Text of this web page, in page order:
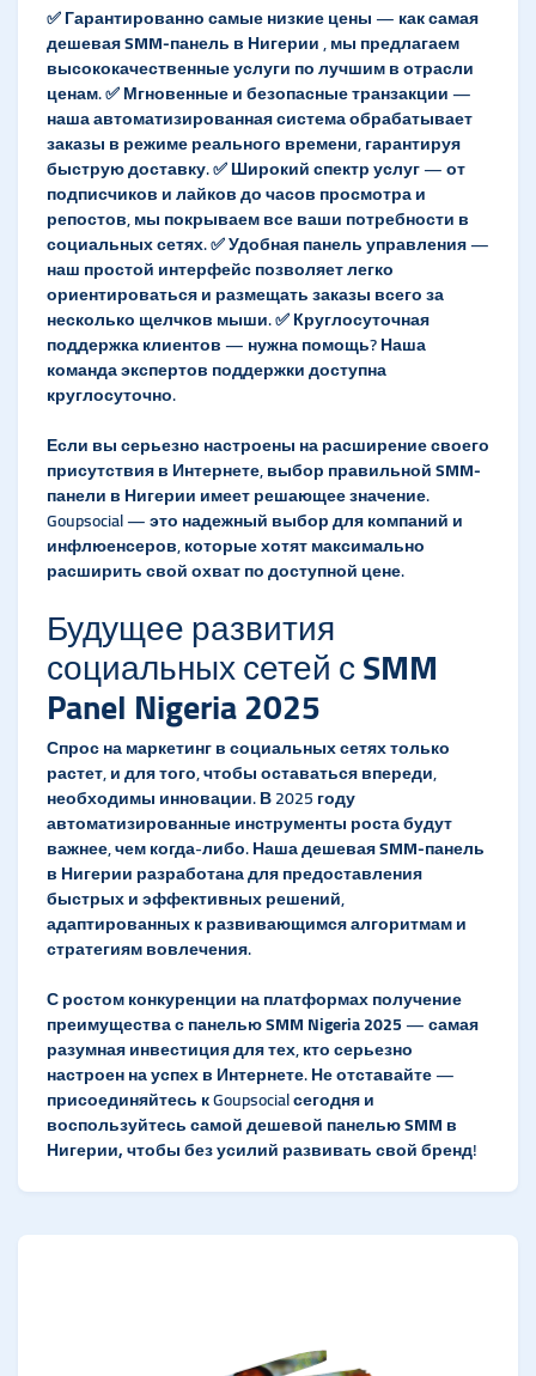
✅Гарантированно самые низкие цены— как самая
дешевая SMM-панель в Нигерии, мы предлагаем
высококачественные услуги по лучшим в отрасли
ценам. ✅Мгновенные и безопасные транзакции—
наша автоматизированная система обрабатывает
заказы в режиме реального времени, гарантируя
быструю доставку. ✅Широкий спектр услуг— от
подписчиков и лайков до часов просмотра и
репостов, мы покрываем все ваши потребности в
социальных сетях. ✅Удобная панель управления—
наш простой интерфейс позволяет легко
ориентироваться и размещать заказы всего за
несколько щелчков мыши. ✅Круглосуточная
поддержка клиентов— нужна помощь? Наша
команда экспертов поддержки доступна
круглосуточно.
Если вы серьезно настроены на расширение своего
присутствия в Интернете, выбор правильнойSMM-
панели в Нигерииимеет решающее значение.
Goupsocial — это надежный выбор для компаний и
инфлюенсеров, которые хотят максимально
расширить свой охват по доступной цене.
Будущее развития
социальных сетей сSMM
Panel Nigeria 2025
Спрос на маркетинг в социальных сетях только
растет, и для того, чтобы оставаться впереди,
необходимы инновации. В 2025 году
автоматизированные инструменты роста будут
важнее, чем когда-либо. Нашадешевая SMM-панель
в Нигерииразработана для предоставления
быстрых и эффективных решений,
адаптированных к развивающимся алгоритмам и
стратегиям вовлечения.
С ростом конкуренции на платформах получение
преимущества спанелью SMM Nigeria 2025— самая
разумная инвестиция для тех, кто серьезно
настроен на успех в Интернете. Не отставайте —
присоединяйтесь к Goupsocial сегодня и
воспользуйтесь самойдешевой панелью SMM в
Нигерии,чтобы без усилий развивать свой бренд!